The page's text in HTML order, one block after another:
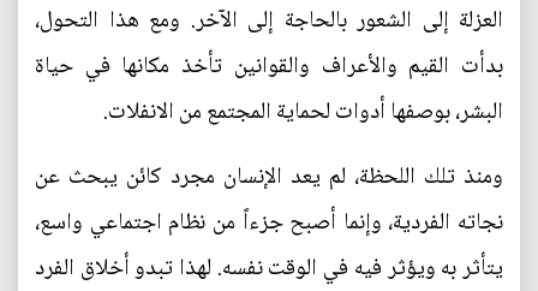
العزلة إلى الشعور بالحاجة إلى الآخر. ومع هذا التحول،
بدأت القيم والأعراف والقوانين تأخذ مكانها في حياة
البشر، بوصفها أدوات لحماية المجتمع من الانفلات.
ومنذ تلك اللحظة، لم يعد الإنسان مجرد كائن يبحث عن
نجاته الفردية، وإنما أصبح جزءاً من نظام اجتماعي واسع،
يتأثر به ويؤثر فيه في الوقت نفسه. لهذا تبدو أخلاق الفرد